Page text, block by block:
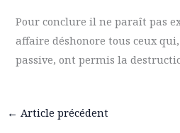
Pour conclure il ne paraît pas
affaire déshonore tous ceux
passive, ont permis la
← Article précédent